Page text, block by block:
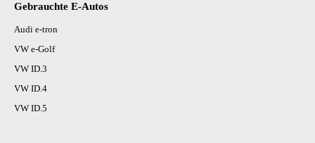
Gebrauchte E-Autos
Audi e-tron
VW e-Golf
VW ID.3
VW ID.4
VW ID.5